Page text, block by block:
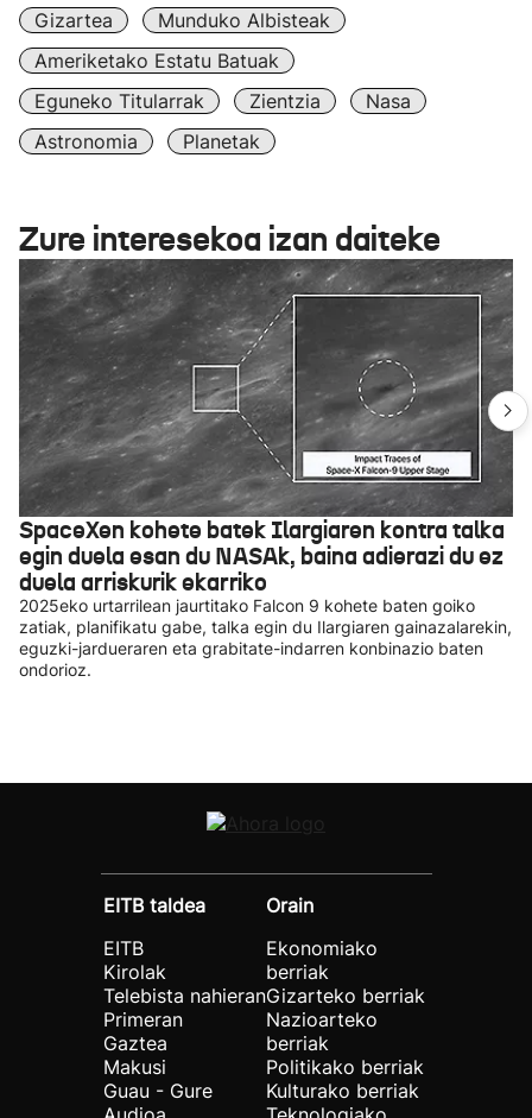
Gizartea
Munduko Albisteak
Ameriketako Estatu Batuak
Eguneko Titularrak
Zientzia
Nasa
Astronomia
Planetak
Zure interesekoa izan daiteke
SpaceXen kohete batek Ilargiaren kontra talka
egin duela esan du NASAk, baina adierazi du ez
duela arriskurik ekarriko
2025eko urtarrilean jaurtitako Falcon 9 kohete baten goiko
zatiak, planifikatu gabe, talka egin du Ilargiaren gainazalarekin,
eguzki-jardueraren eta grabitate-indarren konbinazio baten
ondorioz.
EITB taldea
EITB
Kirolak
Telebista nahieran
Primeran
Gaztea
Makusi
Guau - Gure
Orain
Ekonomiako
berriak
Gizarteko berriak
Nazioarteko
berriak
Politikako berriak
Kulturako berriak